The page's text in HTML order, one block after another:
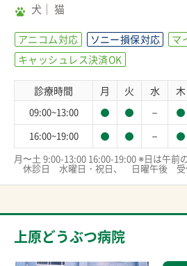
犬 猫
アニコム対応 ソニー損保対応
マ
キャッシュレス決済OK
診療時間 月 火 水 木
09:00~13:00 －
16:00~19:00 －
月〜土 9:00-13:00 16:00-19:00 ※日は午前
休診日　水曜日・祝日、　日曜午後　
上原どうぶつ病院